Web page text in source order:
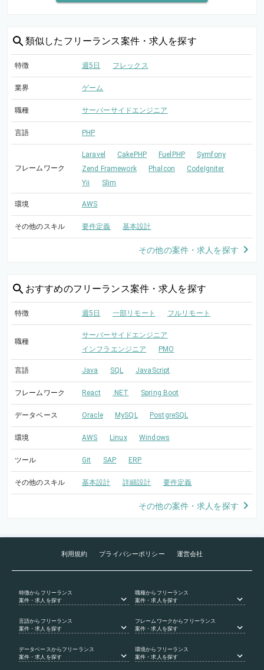
類似した フリーランス案件・求人を探す
特徴 週5日 フレックス
業界 ゲーム
職種 サーバーサイドエンジニア
言語 PHP
フレームワーク
Laravel CakePHP FuelPHP
Symfony
Zend Framework
Phalcon
CodeIgniter
Yii
Slim
環境 AWS
その他のスキル 要件定義 基本設計
その他の案件・求人を探す
おすすめのフリーランス案件・求人を探す
特徴 週5日 一部リモート フルリモート
職種
サーバーサイドエンジニア
インフラエンジニア
PMO
言語 Java SQL JavaScript
フレームワーク React .NET Spring Boot
データベース Oracle MySQL PostgreSQL
環境 AWS Linux Windows
ツール Git SAP ERP
その他のスキル 基本設計 詳細設計 要件定義
その他の案件・求人を探す
利用規約 プライバシーポリシー 運営会社
特徴からフリーランス
案件・求人を探す
職種からフリーランス
案件・求人を探す
言語からフリーランス
案件・求人を探す
フレームワークからフリーランス
案件・求人を探す
データベース からフリーランス
案件・求人を探す
環境からフリーランス
案件・求人を探す